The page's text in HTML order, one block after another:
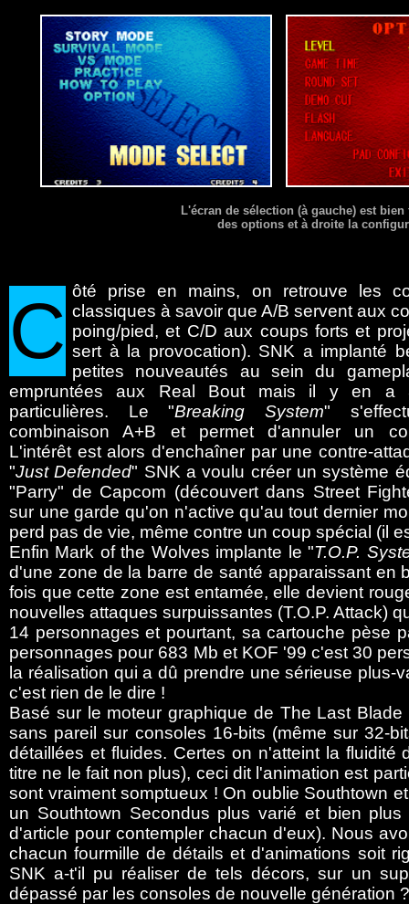
L'écran de sélection (à gauche) est
des options et à droite la
C ôté prise en mains, on retrouve les
classiques à savoir que A/B servent aux
poing/pied, et C/D aux coups forts et
sert à la provocation). SNK a implanté
petites nouveautés au sein du
empruntées aux Real Bout mais il y en a
particulières. Le "Breaking System"
combinaison A+B et permet d'annuler un
L'intérêt est alors d'enchaîner par une contre-
"Just Defended" SNK a voulu créer un système
"Parry" de Capcom (découvert dans Street
sur une garde qu'on n'active qu'au tout dernier
perd pas de vie, même contre un coup spécial (il
Enfin Mark of the Wolves implante le "T.O.P.
d'une zone de la barre de santé apparaissant en
fois que cette zone est entamée, elle devient
nouvelles attaques surpuissantes (T.O.P. Attack)
14 personnages et pourtant, sa cartouche pèse
personnages pour 683 Mb et KOF '99 c'est 30
la réalisation qui a dû prendre une sérieuse
c'est rien de le dire !
Basé sur le moteur graphique de The Last
sans pareil sur consoles 16-bits (même sur 32-
détaillées et fluides. Certes on n'atteint la
titre ne le fait non plus), ceci dit l'animation est
sont vraiment somptueux ! On oublie Southtown
un Southtown Secondus plus varié et bien
d'article pour contempler chacun d'eux). Nous
chacun fourmille de détails et d'animations soit
SNK a-t'il pu réaliser de tels décors, sur un
dépassé par les consoles de nouvelle génération